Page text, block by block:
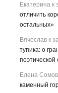
Екатеринак
отличить
остальных»
Вячеславк
тупика: о
поэтической
Елена
каменный